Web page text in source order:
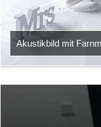
Akustikbild mit